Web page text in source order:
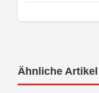
Ähnliche Artikel